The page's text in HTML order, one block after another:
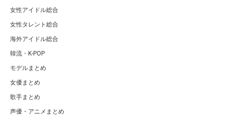
女性アイドル総合
女性タレント総合
海外アイドル総合
韓流・K-POP
モデルまとめ
女優まとめ
歌手まとめ
声優・アニメまとめ